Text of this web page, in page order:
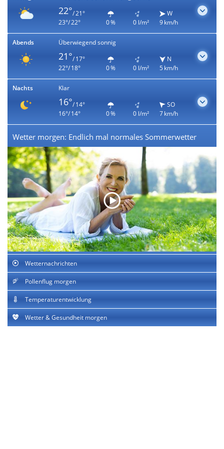
22°/ 21°
23°/ 22°
0 % 0 l/m²
W
9 km/h
Abends Überwiegend sonnig
21°/ 17°
22°/ 18°
0 % 0 l/m²
N
5 km/h
Nachts Klar
16°/ 14°
16°/ 14°
0 % 0 l/m²
SO
7 km/h
Wetter morgen: Endlich mal normales Sommerwetter
Wetternachrichten
Pollenflug morgen
Temperaturentwicklung
Wetter & Gesundheit morgen